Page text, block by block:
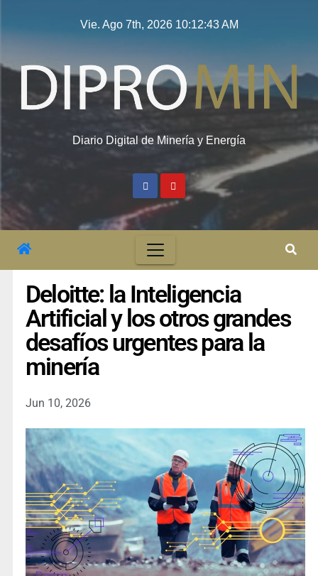
Vie. Ago 7th, 2026 10:12:44 AM
Diario Digital de Minería y Energía
Deloitte: la Inteligencia
Artificial y los otros grandes
desafíos urgentes para la
minería
Jun 10, 2026